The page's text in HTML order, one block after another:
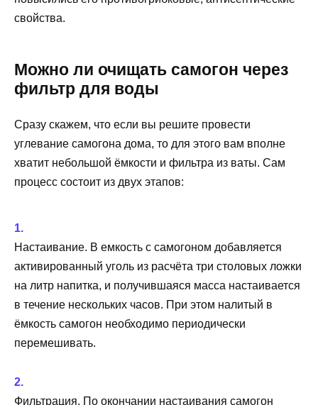
свойства.
Можно ли очищать самогон через
фильтр для воды
Сразу скажем, что если вы решите провести
углевание самогона дома, то для этого вам вполне
хватит небольшой ёмкости и фильтра из ваты. Сам
процесс состоит из двух этапов:
Настаивание. В емкость с самогоном добавляется
активированный уголь из расчёта три столовых ложки
на литр напитка, и получившаяся масса настаивается
в течение нескольких часов. При этом налитый в
ёмкость самогон необходимо периодически
перемешивать.
Фильтрация. По окончании настаивания самогон